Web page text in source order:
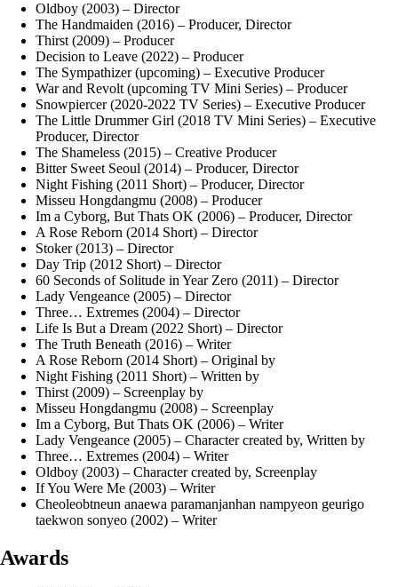
Oldboy (2003) – Director
The Handmaiden (2016) – Producer, Director
Thirst (2009) – Producer
Decision to Leave (2022) – Producer
The Sympathizer (upcoming) – Executive Producer
War and Revolt (upcoming TV Mini Series) – Producer
Snowpiercer (2020-2022 TV Series) – Executive Producer
The Little Drummer Girl (2018 TV Mini Series) – Executive
Producer, Director
The Shameless (2015) – Creative Producer
Bitter Sweet Seoul (2014) – Producer, Director
Night Fishing (2011 Short) – Producer, Director
Misseu Hongdangmu (2008) – Producer
Im a Cyborg, But Thats OK (2006) – Producer, Director
A Rose Reborn (2014 Short) – Director
Stoker (2013) – Director
Day Trip (2012 Short) – Director
60 Seconds of Solitude in Year Zero (2011) – Director
Lady Vengeance (2005) – Director
Three… Extremes (2004) – Director
Life Is But a Dream (2022 Short) – Director
The Truth Beneath (2016) – Writer
A Rose Reborn (2014 Short) – Original by
Night Fishing (2011 Short) – Written by
Thirst (2009) – Screenplay by
Misseu Hongdangmu (2008) – Screenplay
Im a Cyborg, But Thats OK (2006) – Writer
Lady Vengeance (2005) – Character created by, Written by
Three… Extremes (2004) – Writer
Oldboy (2003) – Character created by, Screenplay
If You Were Me (2003) – Writer
Cheoleobtneun anaewa paramanjanhan nampyeon geurigo
taekwon sonyeo (2002) – Writer
Awards